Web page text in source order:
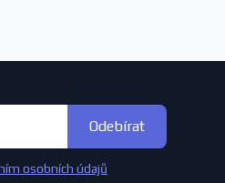
Odebírat
osobních údajů